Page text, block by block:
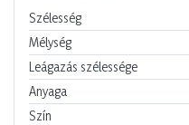
Szélesség
Mélység
Leágazás szélessége
Anyaga
Szín